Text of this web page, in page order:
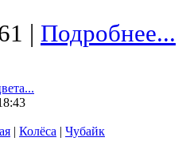
| Подробнее...
| Колёса | Чубайк